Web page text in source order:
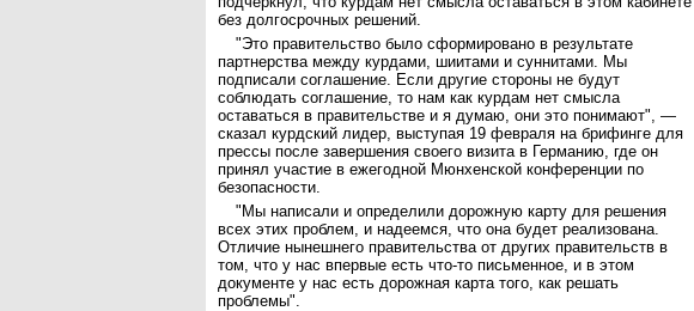
без долгосрочных решений.
"Это правительство было сформировано в результате
партнерства между курдами, шиитами и суннитами. Мы
подписали соглашение. Если другие стороны не будут
соблюдать соглашение, то нам как курдам нет смысла
оставаться в правительстве и я думаю, они это понимают", —
сказал курдский лидер, выступая 19 февраля на брифинге для
прессы после завершения своего визита в Германию, где он
принял участие в ежегодной Мюнхенской конференции по
безопасности.
"Мы написали и определили дорожную карту для решения
всех этих проблем, и надеемся, что она будет реализована.
Отличие нынешнего правительства от других правительств в
том, что у нас впервые есть что-то письменное, и в этом
документе у нас есть дорожная карта того, как решать
проблемы".